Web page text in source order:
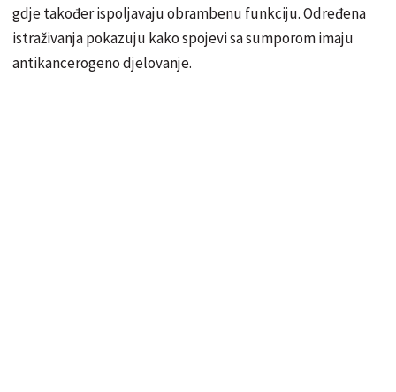
gdje također ispoljavaju obrambenu funkciju. Određena
istraživanja pokazuju kako spojevi sa sumporom imaju
antikancerogeno djelovanje.